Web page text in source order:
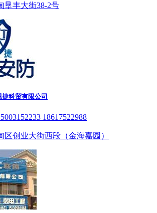
垦丰大街38-2号
科贸有限公司
18617522988
区创业大街西段（金海嘉园）